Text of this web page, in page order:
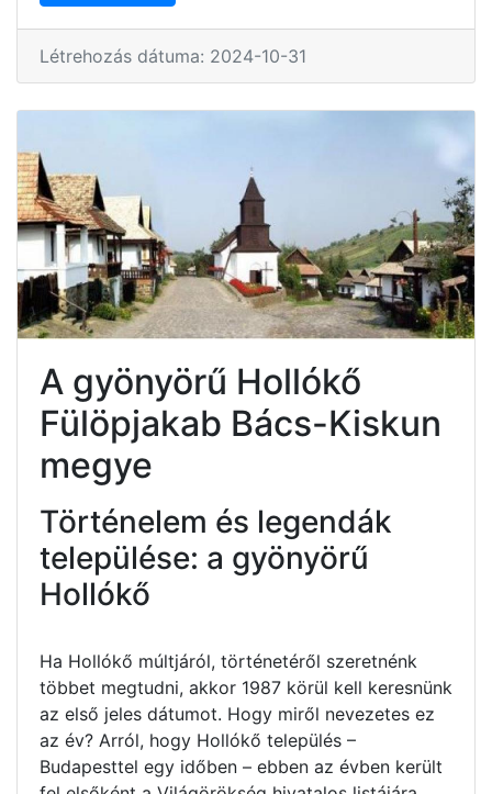
Létrehozás dátuma: 2024-10-31
A gyönyörű Hollókő
Fülöpjakab Bács-Kiskun
megye
Történelem és legendák
települése: a gyönyörű
Hollókő
Ha Hollókő múltjáról, történetéről szeretnénk
többet megtudni, akkor 1987 körül kell keresnünk
az első jeles dátumot. Hogy miről nevezetes ez
az év? Arról, hogy Hollókő település –
Budapesttel egy időben – ebben az évben került